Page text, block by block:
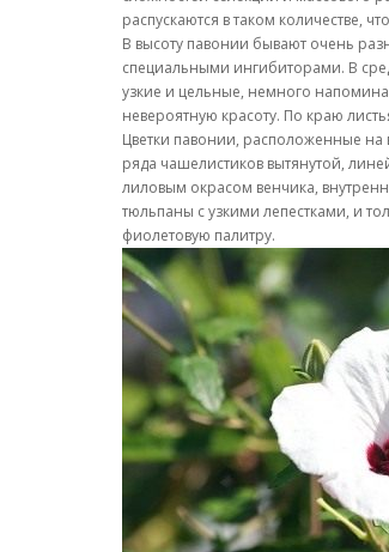
распускаются в таком количестве,
В высоту павонии бывают очень
специальными ингибиторами. В
узкие и цельные, немного
невероятную красоту. По краю
Цветки павонии, расположенные на
ряда чашелистиков вытянутой,
лиловым окрасом венчика,
тюльпаны с узкими лепестками, и
фиолетовую палитру.